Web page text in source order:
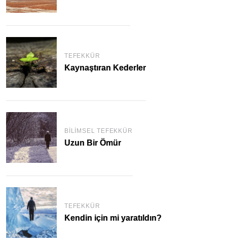
TEFEKKÜR
Kaynaştıran Kederler
BILIMSEL TEFEKKÜR
Uzun Bir Ömür
TEFEKKÜR
Kendin için mi yaratıldın?